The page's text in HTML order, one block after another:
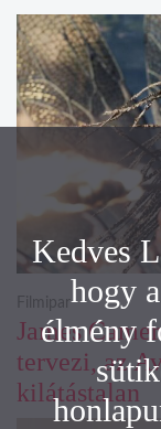
James
tervezi, az
kilátástalan
Filmipar
Kedves
hogy
élmény